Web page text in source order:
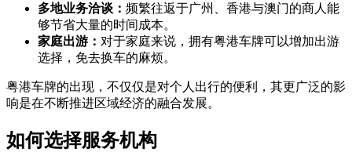
多地业务洽谈： 频繁往返于广州、香港与澳门的商人能
够节省大量的时间成本。
家庭出游： 对于家庭来说，拥有粤港车牌可以增加出游
选择，免去换车的麻烦。
粤港车牌的出现，不仅仅是对个人出行的便利，其更广泛的影
响是在不断推进区域经济的融合发展。
如何选择服务机构